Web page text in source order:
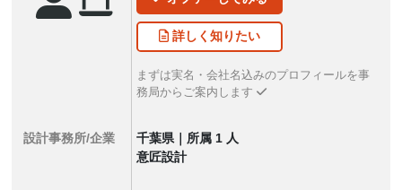
詳しく知りたい
まずは実名・会社名込みのプロフィールを事
務局からご案内します
設計事務所/企業
千葉県｜所属 1 人
意匠設計